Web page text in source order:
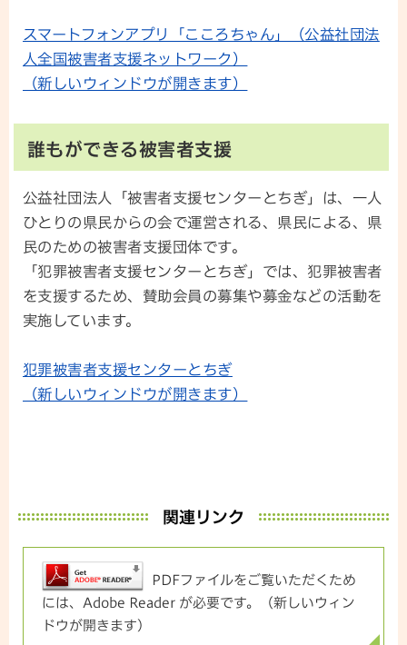
スマートフォンアプリ「こころちゃん」（公益社団法
人全国被害者支援ネットワーク）
（新しいウィンドウが開きます）
誰もができる被害者支援
公益社団法人「被害者支援センターとちぎ」は、一人
ひとりの県民からの会で運営される、県民による、県
民のための被害者支援団体です。
「犯罪被害者支援センターとちぎ」では、犯罪被害者
を支援するため、賛助会員の募集や募金などの活動を
実施しています。
犯罪被害者支援センターとちぎ
（新しいウィンドウが開きます）
関連リンク
PDFファイルをご覧いただくため
には、Adobe Reader が必要です。（新しいウィン
ドウが開きます）